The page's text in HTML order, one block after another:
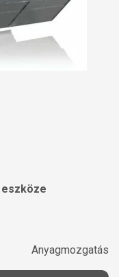
Anyagmozgatás